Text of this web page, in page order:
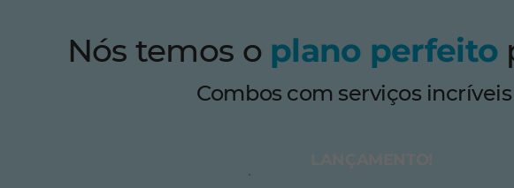
Nós temos o plano perfeito
Combos com serviços incríveis